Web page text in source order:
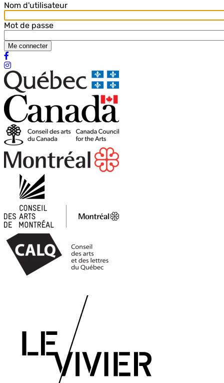
Nom d'utilisateur
Mot de passe